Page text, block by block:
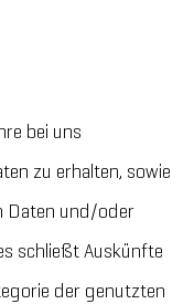
bei uns
zu erhalten, sowie
Daten und/oder
schließt Auskünfte
der genutzten